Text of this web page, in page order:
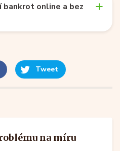
bankrot online a bez
Tweet
na míru